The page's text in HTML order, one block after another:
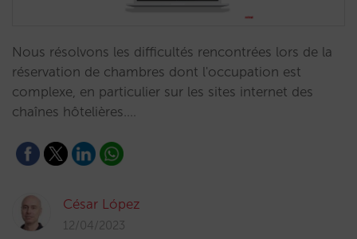
Nous résolvons les difficultés rencontrées lors de la
réservation de chambres dont l'occupation est
complexe, en particulier sur les sites internet des
chaînes hôtelières.…
César López
12/04/2023